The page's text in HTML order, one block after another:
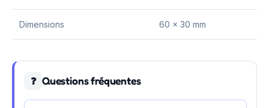
Dimensions 60 x 30 mm
❓ Questions fréquentes